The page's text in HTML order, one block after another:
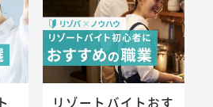
リゾートバイトおす